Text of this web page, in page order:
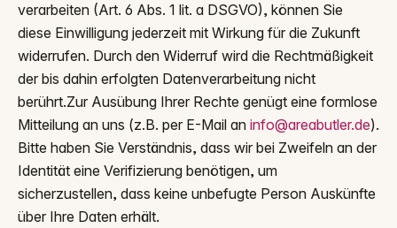
verarbeiten (Art. 6 Abs. 1 lit. a DSGVO), können Sie
diese Einwilligung jederzeit mit Wirkung für die Zukunft
widerrufen. Durch den Widerruf wird die Rechtmäßigkeit
der bis dahin erfolgten Datenverarbeitung nicht
berührt.Zur Ausübung Ihrer Rechte genügt eine formlose
Mitteilung an uns (z.B. per E-Mail an info@areabutler.de).
Bitte haben Sie Verständnis, dass wir bei Zweifeln an der
Identität eine Verifizierung benötigen, um
sicherzustellen, dass keine unbefugte Person Auskünfte
über Ihre Daten erhält.